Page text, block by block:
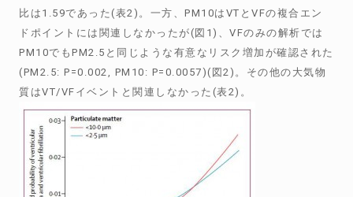
比は1.59であった(表2)。一方、PM10はVTとVFの複合エン
ドポイントには関連しなかったが(図1)、VFのみの解析では
PM10でもPM2.5と同じような有意なリスク増加が確認された
(PM2.5: P=0.002, PM10: P=0.0057)(図2)。その他の大気物
質はVT/VFイベントと関連しなかった(表2)。